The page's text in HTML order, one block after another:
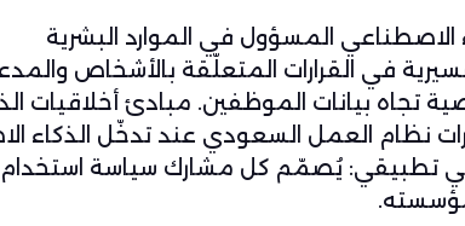
الاصطناعي المسؤول في الموارد البشرية
في القرارات المتعلّقة بالأشخاص
تجاه بيانات الموظفين. مبادئ أخلاقيات
نظام العمل السعودي عند تدخّل الذكاء
تطبيقي: يُصمّم كل مشارك سياسة
مؤسسته.